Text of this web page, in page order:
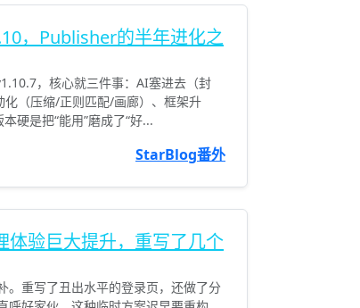
，Publisher的半年进化之
，核心就三件事：AI塞进去（封
（压缩/正则匹配/画廊）、框架升
硬是把“能用”磨成了“好...
StarBlog番外
体验巨大提升，重写了几个
。重写了丑出水平的登录页，还做了分